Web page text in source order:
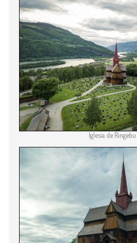
Iglesia de Ringebu